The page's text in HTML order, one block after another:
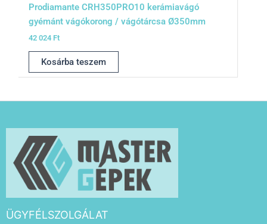
Prodiamante CRH350PRO10 kerámiavágó
gyémánt vágókorong / vágótárcsa Ø350mm
42 024 Ft
Kosárba teszem
ÜGYFÉLSZOLGÁLAT